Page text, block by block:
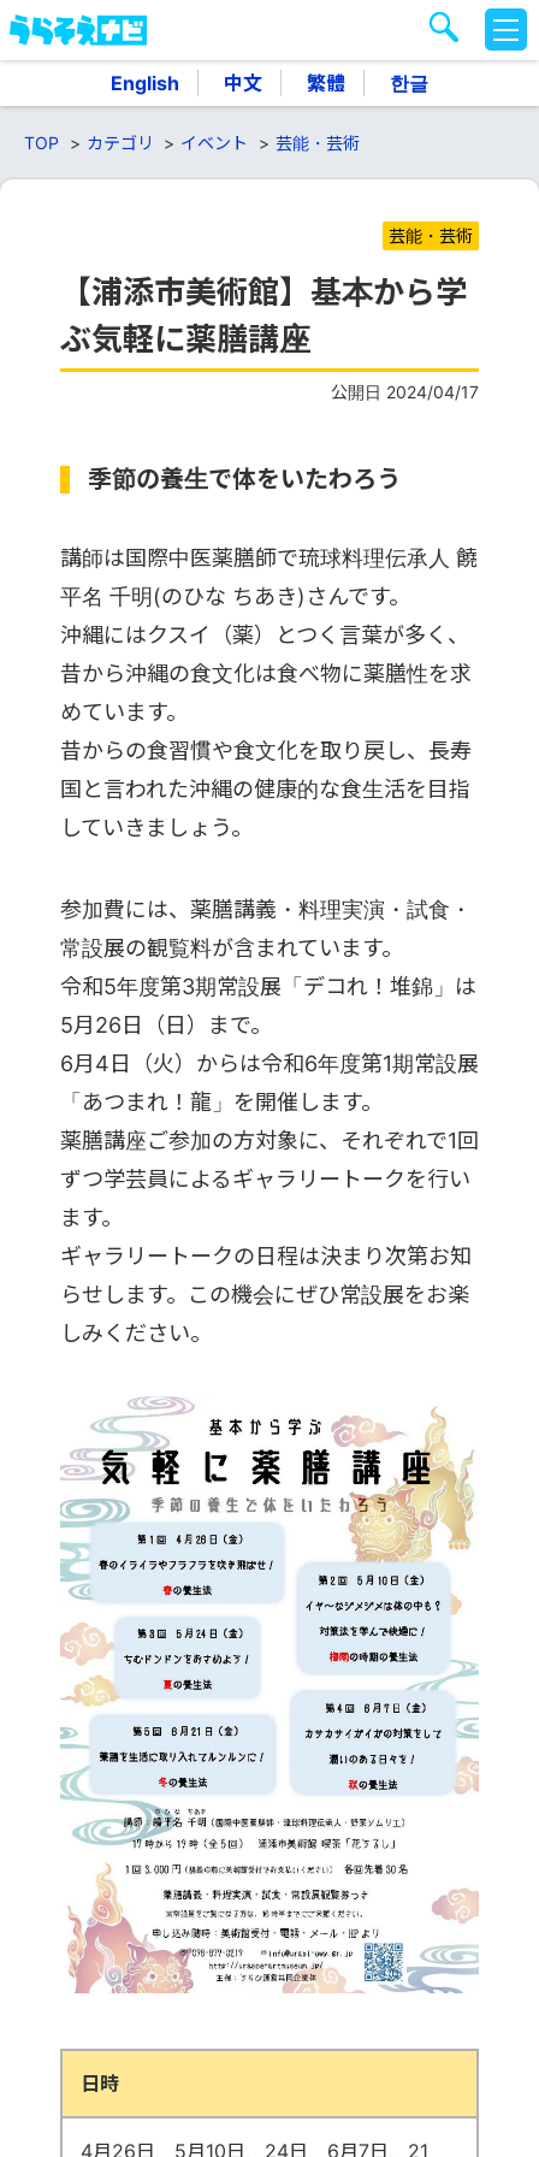
English 中文 繁體 한글
M
E
TOP カテゴリ イベント 芸能・芸術
芸能・芸術
【浦添市美術館】基本から学
ぶ気軽に薬膳講座
公開日 2024/04/17
季節の養生で体をいたわろう
講師は国際中医薬膳師で琉球料理伝承人 饒
平名 千明(のひな ちあき)さんです。
沖縄にはクスイ（薬）とつく言葉が多く、
昔から沖縄の食文化は食べ物に薬膳性を求
めています。
昔からの食習慣や食文化を取り戻し、長寿
国と言われた沖縄の健康的な食生活を目指
していきましょう。
参加費には、薬膳講義・料理実演・試食・
常設展の観覧料が含まれています。
令和5年度第3期常設展「デコれ！堆錦」は
5月26日（日）まで。
6月4日（火）からは令和6年度第1期常設展
「あつまれ！龍」を開催します。
薬膳講座ご参加の方対象に、それぞれで1回
ずつ学芸員によるギャラリートークを行い
ます。
ギャラリートークの日程は決まり次第お知
らせします。この機会にぜひ常設展をお楽
しみください。
日時
4月26日、5月10日、24日、6月7日、21